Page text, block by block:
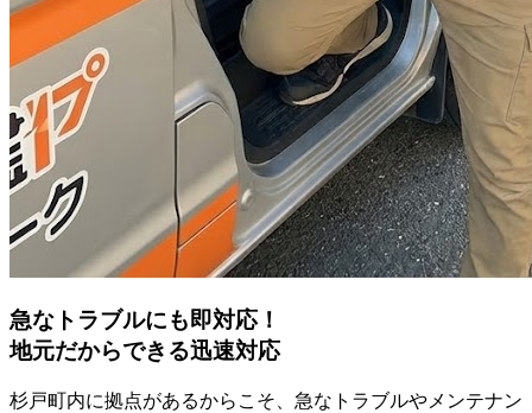
急なトラブルにも即対応！
地元だからできる迅速対応
杉戸町内に拠点があるからこそ、急なトラブルやメンテナン